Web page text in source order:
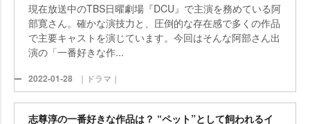
現在放送中のTBS日曜劇場『DCU』で主演を務めている阿
部寛さん。確かな演技力と、圧倒的な存在感で多くの作品
で主要キャストを演じています。今回はそんな阿部さん出
演の「一番好きな作...
2022-01-28 ｜ドラマ｜
志尊淳の一番好きな作品は？ “ペット”として飼われるイ